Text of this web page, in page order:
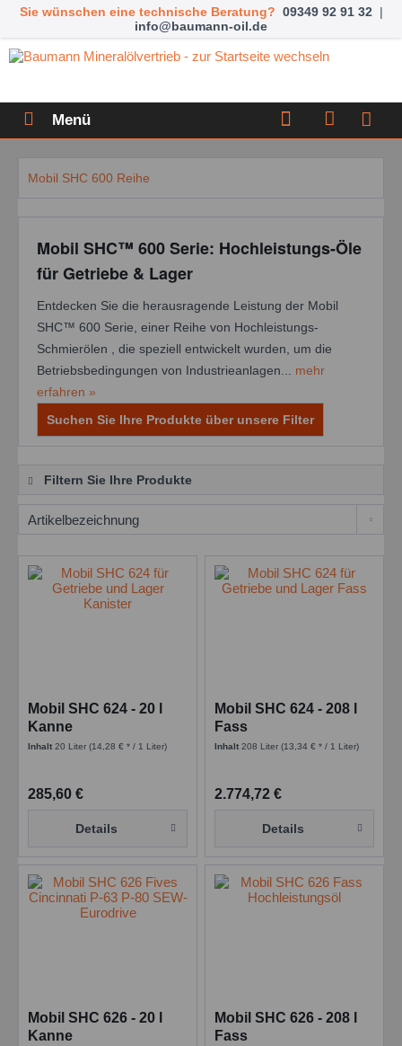
Sie wünschen eine technische Beratung? 09349 92 91 32 |
info@baumann-oil.de
Menü
Mobil SHC 600 Reihe
Mobil SHC™ 600 Serie: Hochleistungs-Öle
für Getriebe & Lager
Entdecken Sie die herausragende Leistung der Mobil
SHC™ 600 Serie, einer Reihe von Hochleistungs-
Schmierölen , die speziell entwickelt wurden, um die
Betriebsbedingungen von Industrieanlagen... mehr
erfahren »
Suchen Sie Ihre Produkte über unsere Filter
Filtern Sie Ihre Produkte
Mobil SHC 624 - 20 l
Kanne
Inhalt20 Liter(14,28 € * / 1 Liter)
285,60 €
Details
Mobil SHC 624 - 208 l
Fass
Inhalt208 Liter(13,34 € * / 1 Liter)
2.774,72 €
Details
Mobil SHC 626 - 20 l
Kanne
Mobil SHC 626 - 208 l
Fass